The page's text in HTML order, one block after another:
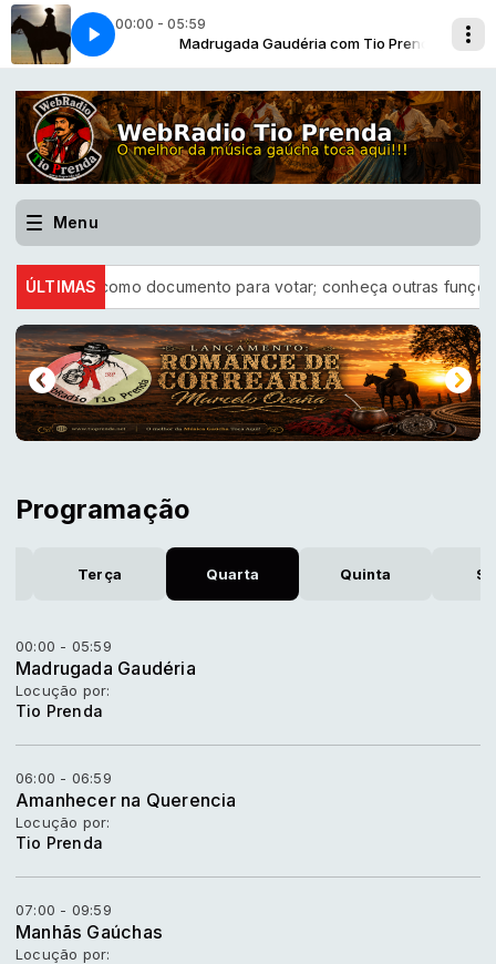
00:00 - 05:59
Tio Prenda Madrugada Gaudéria com Tio Prenda
NO AMOR MANO LIMA - ‘AJOJADOS’ NO AMOR
Menu
ÚLTIMAS
serve como documento para votar; conheça outras funções
Programação
Terça Quarta Quinta
00:00 - 05:59
Madrugada Gaudéria
Locução por:
Tio Prenda
06:00 - 06:59
Amanhecer na Querencia
Locução por:
Tio Prenda
07:00 - 09:59
Manhãs Gaúchas
Locução por: